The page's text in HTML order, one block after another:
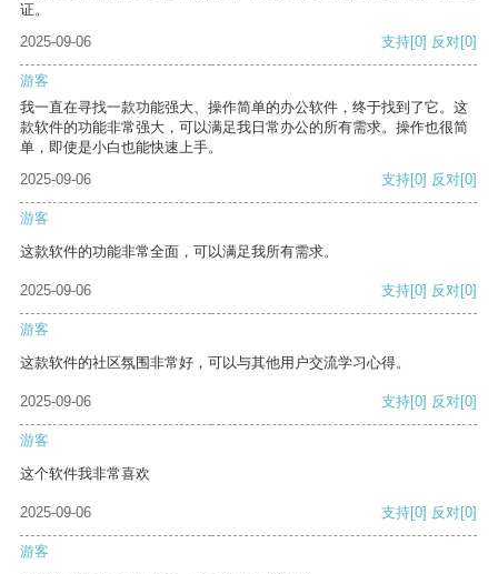
证。
2025-09-06
支持[0] 反对[0]
游客
我一直在寻找一款功能强大、操作简单的办公软件，终于找到了它。这
款软件的功能非常强大，可以满足我日常办公的所有需求。操作也很简
单，即使是小白也能快速上手。
2025-09-06
支持[0] 反对[0]
游客
这款软件的功能非常全面，可以满足我所有需求。
2025-09-06 支持[0] 反对[0]
游客
这款软件的社区氛围非常好，可以与其他用户交流学习心得。
2025-09-06 支持[0] 反对[0]
游客
这个软件我非常喜欢
2025-09-06 支持[0] 反对[0]
游客